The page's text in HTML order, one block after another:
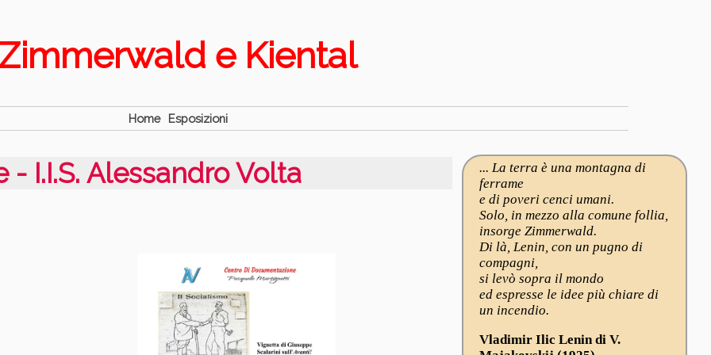
Zimmerwald e Kiental
Home Esposizioni
- I.I.S. Alessandro Volta
... La terra è una montagna di
ferrame
e di poveri cenci umani.
Solo, in mezzo alla comune follia,
insorge Zimmerwald.
Di là, Lenin, con un pugno di
compagni,
si levò sopra il mondo
ed espresse le idee più chiare di
un incendio.
Vladimir Ilic Lenin di V.